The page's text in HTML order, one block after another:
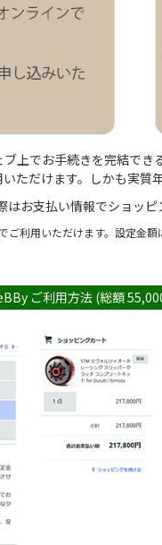
上でお手続きを完結で
ただけます。しかも実質
お支払い情報でショッピ
ご利用いただけます。設定金
ご利用方法 (総額